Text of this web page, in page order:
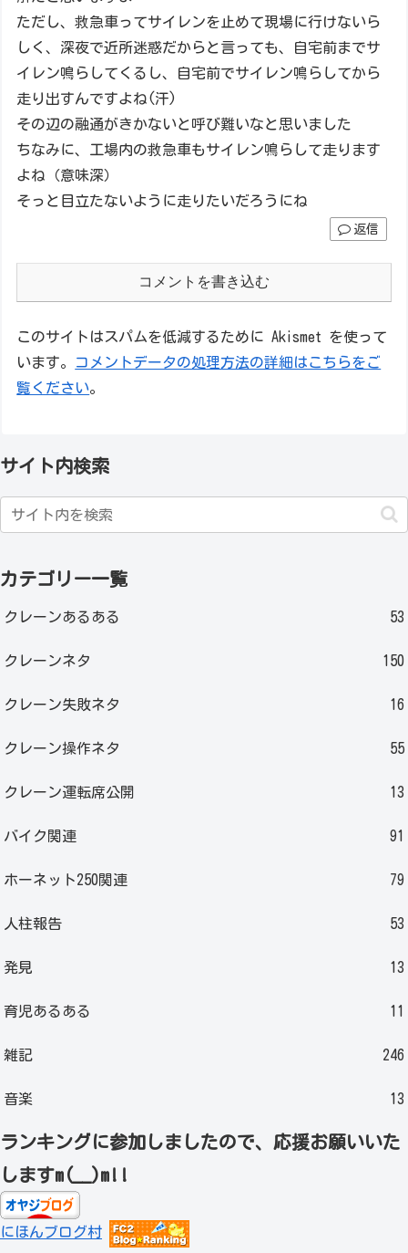
ただし、救急車ってサイレンを止めて現場に行けないら
しく、深夜で近所迷惑だからと言っても、自宅前までサ
イレン鳴らしてくるし、自宅前でサイレン鳴らしてから
走り出すんですよね(汗)
その辺の融通がきかないと呼び難いなと思いました
ちなみに、工場内の救急車もサイレン鳴らして走ります
よね（意味深）
そっと目立たないように走りたいだろうにね
返信
コメントを書き込む
このサイトはスパムを低減するために Akismet を使って
います。
コメントデータの処理方法の詳細はこちらをご
覧ください。
サイト内検索
カテゴリー一覧
クレーンあるある 53
クレーンネタ 150
クレーン失敗ネタ 16
クレーン操作ネタ 55
クレーン運転席公開 13
バイク関連 91
ホーネット250関連 79
人柱報告 53
発見 13
育児あるある 11
雑記 246
音楽 13
ランキングに参加しましたので、応援お願いいた
しますm(__)m!!
にほんブログ村